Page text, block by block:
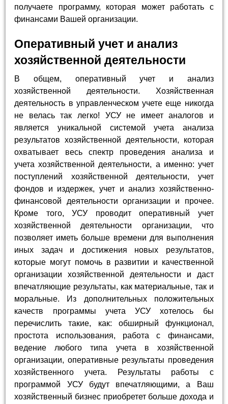
получаете программу, которая может работать с
финансами Вашей организации.
Оперативный учет и анализ
хозяйственной деятельности
В общем, оперативный учет и анализ
хозяйственной деятельности. Хозяйственная
деятельность в управленческом учете еще никогда
не велась так легко! УСУ не имеет аналогов и
является уникальной системой учета анализа
результатов хозяйственной деятельности, которая
охватывает весь спектр проведения анализа и
учета хозяйственной деятельности, а именно: учет
поступлений хозяйственной деятельности, учет
фондов и издержек, учет и анализ хозяйственно-
финансовой деятельности организации и прочее.
Кроме того, УСУ проводит оперативный учет
хозяйственной деятельности организации, что
позволяет иметь больше времени для выполнения
иных задач и достижения новых результатов,
которые могут помочь в развитии и качественной
организации хозяйственной деятельности и даст
впечатляющие результаты, как материальные, так и
моральные. Из дополнительных положительных
качеств программы учета УСУ хотелось бы
перечислить такие, как: обширный функционал,
простота использования, работа с финансами,
ведение любого типа учета в хозяйственной
организации, оперативные результаты проведения
хозяйственного учета. Результаты работы с
программой УСУ будут впечатляющими, а Ваш
хозяйственный бизнес приобретет больше дохода и